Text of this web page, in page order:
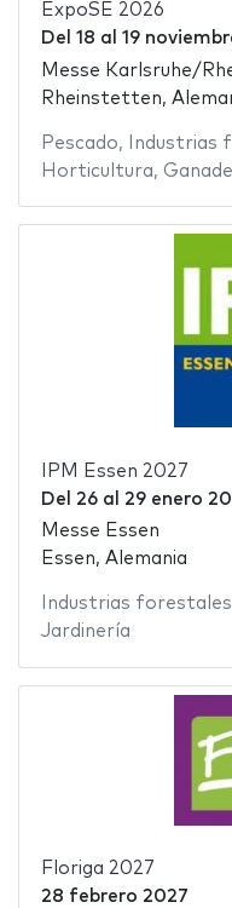
ExpoSE 2026
Del 18 al 19
Messe Karlsruhe/
Rheinstetten,
Pescado, Industrias
Horticultura,
IPM Essen 2027
Del 26al 29 enero
Messe Essen
Essen, Alemania
Industrias forestales
Jardinería
Floriga 2027
28 febrero 2027